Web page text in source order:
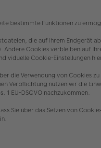
bestimmte Funktionen zu
die auf Ihrem Endgerät
Cookies verbleiben auf
Cookie-Einstellungen
die Verwendung von Cookies
Verpflichtung nutzen wir die
1 EU-DSGVO nachzukommen.
Sie über das Setzen von